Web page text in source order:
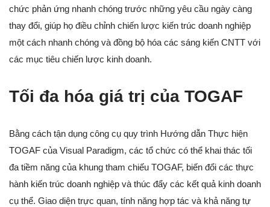
chức phản ứng nhanh chóng trước những yêu cầu ngày càng
thay đổi, giúp họ điều chỉnh chiến lược kiến trúc doanh nghiệp
một cách nhanh chóng và đồng bộ hóa các sáng kiến CNTT với
các mục tiêu chiến lược kinh doanh.
Tối đa hóa giá trị của TOGAF
Bằng cách tận dụng công cụ quy trình Hướng dẫn Thực hiện
TOGAF của Visual Paradigm, các tổ chức có thể khai thác tối
đa tiềm năng của khung tham chiếu TOGAF, biến đổi các thực
hành kiến trúc doanh nghiệp và thúc đẩy các kết quả kinh doanh
cụ thể. Giao diện trực quan, tính năng hợp tác và khả năng tự